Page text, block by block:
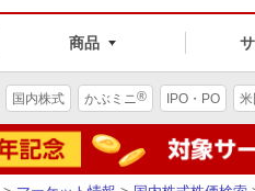
商品
国内株式 かぶミニ® IPO・PO